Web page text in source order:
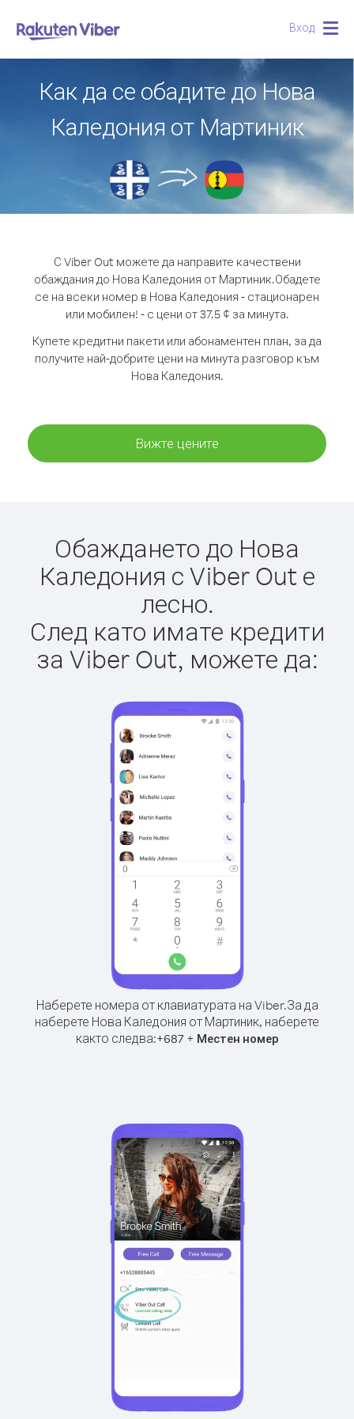
Вход
Как да се обадите до Нова
Каледония от Мартиник
С Viber Out можете да направите качествени
обаждания до Нова Каледония от Мартиник.Обадете
се на всеки номер в Нова Каледония - стационарен
или мобилен! - с цени от 37.5 ¢ за минута.
Купете кредитни пакети или абонаментен план, за да
получите най-добрите цени на минута разговор към
Нова Каледония.
Вижте цените
Обаждането до Нова
Каледония с Viber Out е
лесно.
След като имате кредити
за Viber Out, можете да:
Наберете номера от клавиатурата на Viber.За да
наберете Нова Каледония от Мартиник, наберете
както следва:+687+ Местен номер